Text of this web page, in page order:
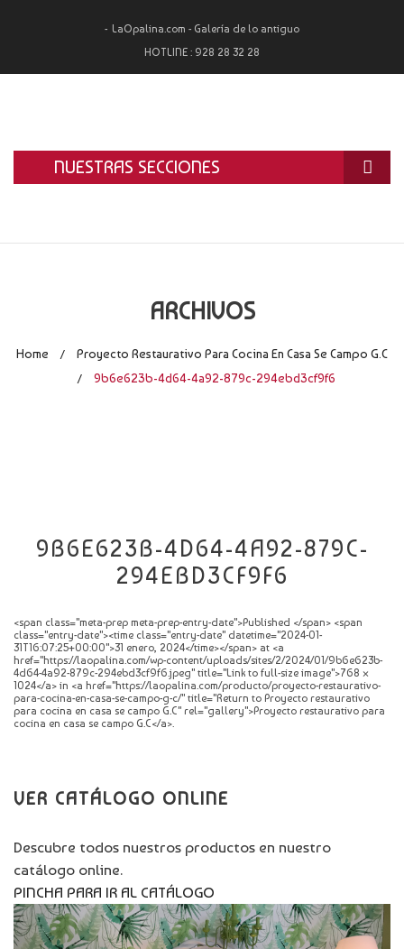
LaOpalina.com - Galería de lo antiguo
HOTLINE : 928 28 32 28
NUESTRAS SECCIONES
LA OPALINA
TASACIÓN Y COMPRA
ARCHIVOS
Home / Proyecto Restaurativo Para Cocina En Casa Se Campo G.C
/ 9b6e623b-4d64-4a92-879c-294ebd3cf9f6
9B6E623B-4D64-4A92-879C-
294EBD3CF9F6
<span class="meta-prep meta-prep-entry-date">Published </span> <span
class="entry-date"><time class="entry-date" datetime="2024-01-
31T16:07:25+00:00">31 enero, 2024</time></span> at <a
href="https://laopalina.com/wp-content/uploads/sites/2/2024/01/9b6e623b-
4d64-4a92-879c-294ebd3cf9f6.jpeg" title="Link to full-size image">768 ×
1024</a> in <a href="https://laopalina.com/producto/proyecto-restaurativo-
para-cocina-en-casa-se-campo-g-c/" title="Return to Proyecto restaurativo
para cocina en casa se campo G.C" rel="gallery">Proyecto restaurativo para
cocina en casa se campo G.C</a>.
VER CATÁLOGO ONLINE
Descubre todos nuestros productos en nuestro
catálogo online.
PINCHA PARA IR AL CATÁLOGO